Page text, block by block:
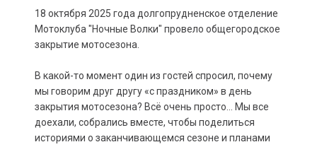
18 октября 2025 года долгопрудненское отделение
Мотоклуба "Ночные Волки" провело общегородское
закрытие мотосезона.
В какой-то момент один из гостей спросил, почему
мы говорим друг другу «с праздником» в день
закрытия мотосезона? Всё очень просто... Мы все
доехали, собрались вместе, чтобы поделиться
историями о заканчивающемся сезоне и планами